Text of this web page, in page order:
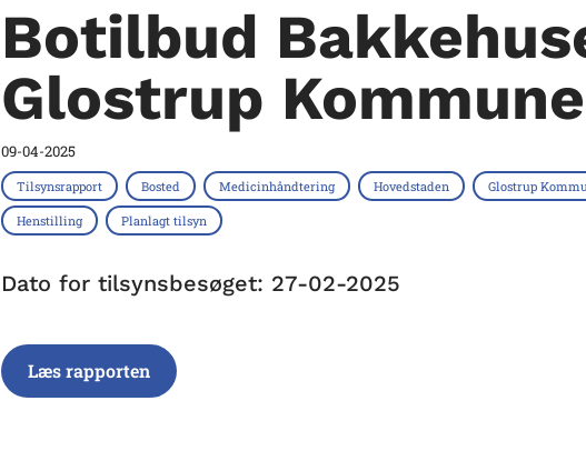
Botilbud
Glostrup Kommune
09-04-2025
Tilsynsrapport Bosted Medicinhåndtering Hovedstaden Glostrup
Henstilling Planlagt tilsyn
Dato for tilsynsbesøget: 27-02-2025
Læs rapporten